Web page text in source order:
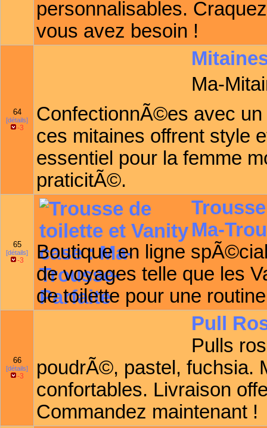
personnalisables.
vous avez besoin !
64
[détails]
-3
Ma-
ConfectionnÃ©es avec
ces mitaines offrent style
essentiel pour la femme
praticitÃ©.
65
[détails]
-3
Ma-
Boutique en ligne
de voyages telle que les
de toilette pour une
66
[détails]
-3
Pull
Pulls
poudrÃ©, pastel, fuchsia.
confortables. Livraison
Commandez maintenant !